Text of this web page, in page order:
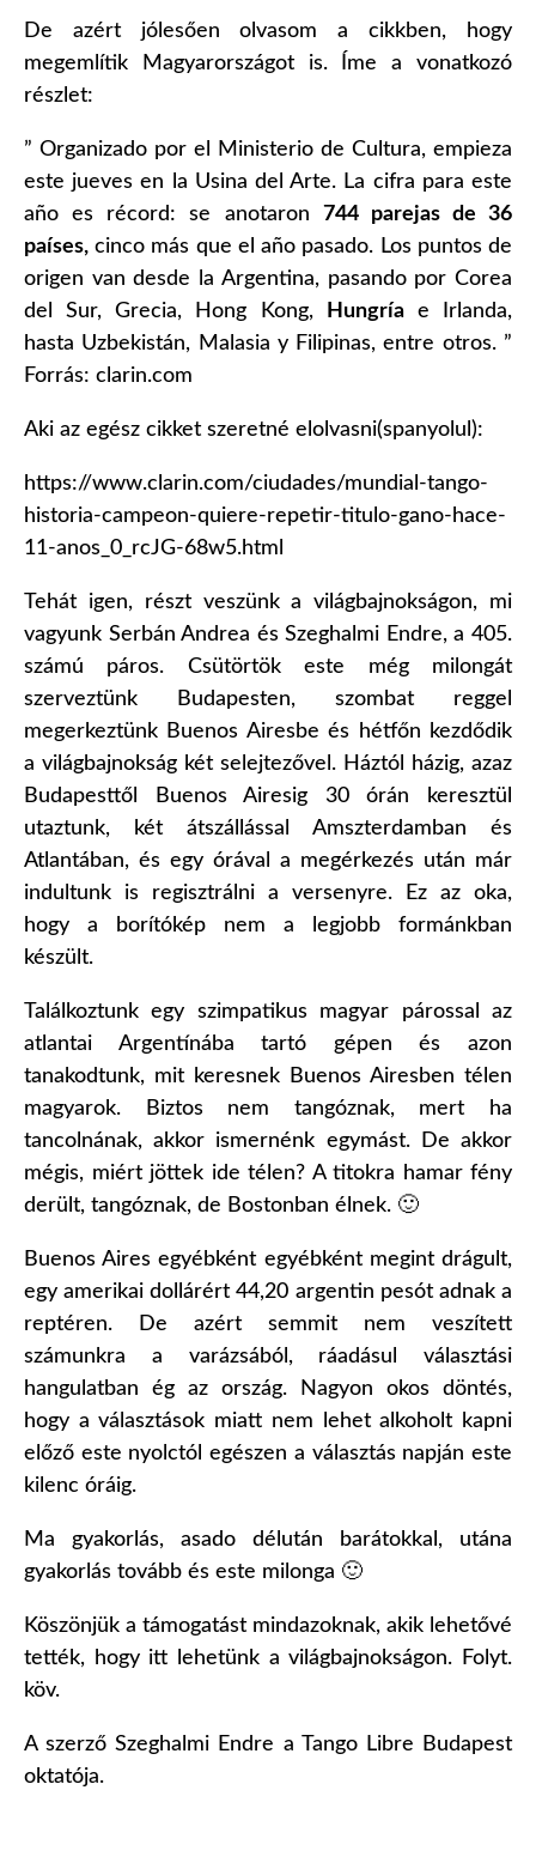
De azért jólesően olvasom a cikkben, hogy
megemlítik Magyarországot is. Íme a vonatkozó
részlet:
” Organizado por el Ministerio de Cultura, empieza
este jueves en la Usina del Arte. La cifra para este
año es récord: se anotaron 744 parejas de 36
países, cinco más que el año pasado. Los puntos de
origen van desde la Argentina, pasando por Corea
del Sur, Grecia, Hong Kong,
Hungríae Irlanda,
hasta Uzbekistán, Malasia y Filipinas, entre otros. ”
Forrás: clarin.com
Aki az egész cikket szeretné elolvasni(spanyolul):
https://www.clarin.com/ciudades/mundial-tango-
historia-campeon-quiere-repetir-titulo-gano-hace-
11-anos_0_rcJG-68w5.html
Tehát igen, részt veszünk a világbajnokságon, mi
vagyunk Serbán Andrea és Szeghalmi Endre, a 405.
számú páros. Csütörtök este még milongát
szerveztünk Budapesten, szombat reggel
megerkeztünk Buenos Airesbe és hétfőn kezdődik
a világbajnokság két selejtezővel. Háztól házig, azaz
Budapesttől Buenos Airesig 30 órán keresztül
utaztunk, két átszállással Amszterdamban és
Atlantában, és egy órával a megérkezés után már
indultunk is regisztrálni a versenyre. Ez az oka,
hogy a borítókép nem a legjobb formánkban
készült.
Találkoztunk egy szimpatikus magyar párossal az
atlantai Argentínába tartó gépen és azon
tanakodtunk, mit keresnek Buenos Airesben télen
magyarok. Biztos nem tangóznak, mert ha
tancolnának, akkor ismernénk egymást. De akkor
mégis, miért jöttek ide télen? A titokra hamar fény
derült, tangóznak, de Bostonban élnek. 🙂
Buenos Aires egyébként egyébként megint drágult,
egy amerikai dollárért 44,20 argentin pesót adnak a
reptéren. De azért semmit nem veszített
számunkra a varázsából, ráadásul választási
hangulatban ég az ország. Nagyon okos döntés,
hogy a választások miatt nem lehet alkoholt kapni
előző este nyolctól egészen a választás napján este
kilenc óráig.
Ma gyakorlás, asado délután barátokkal, utána
gyakorlás tovább és este milonga 🙂
Köszönjük a támogatást mindazoknak, akik lehetővé
tették, hogy itt lehetünk a világbajnokságon. Folyt.
köv.
A szerző Szeghalmi Endre a Tango Libre Budapest
oktatója.